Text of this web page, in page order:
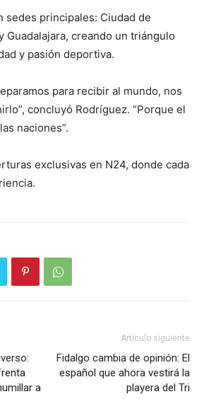
sedes principales: Ciudad de
Guadalajara, creando un triángulo
y pasión deportiva.
para recibir al mundo, nos
concluyó Rodríguez. “Porque el
naciones”.
exclusivas en N24, donde cada
a
Artículo siguiente
Fidalgo cambia de opinión: El
español que ahora vestirá la
playera del Tri